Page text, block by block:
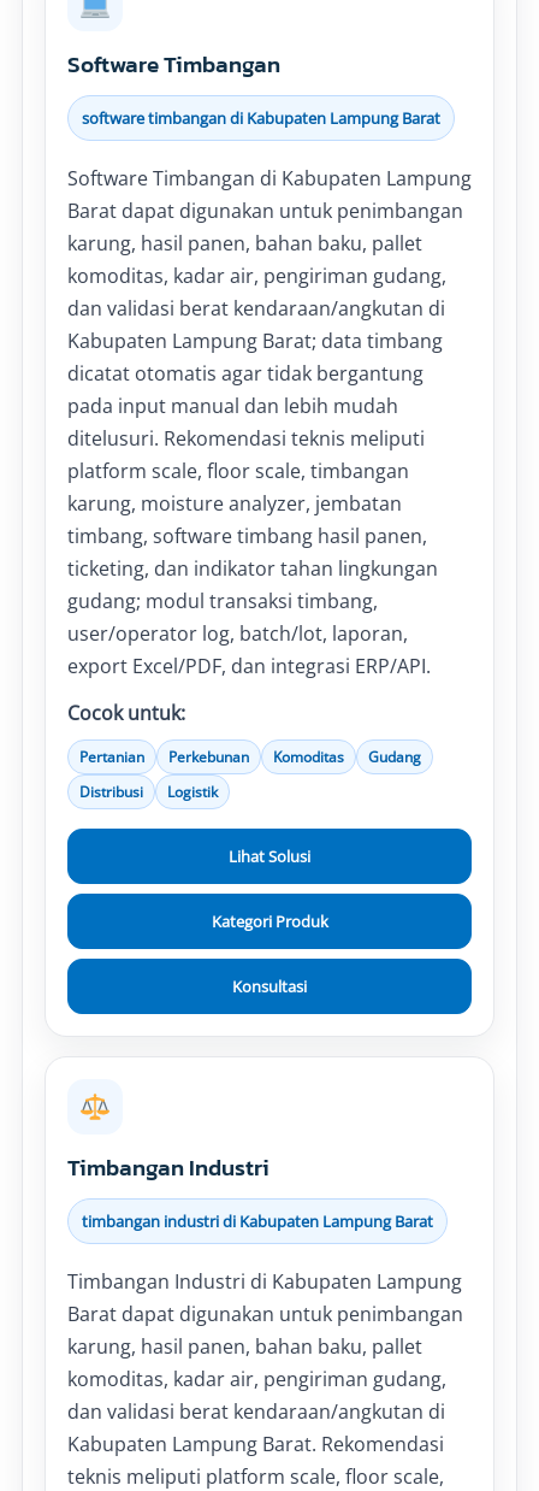
Software Timbangan
software timbangan di Kabupaten Lampung Barat
Software Timbangan di Kabupaten Lampung
Barat dapat digunakan untuk penimbangan
karung, hasil panen, bahan baku, pallet
komoditas, kadar air, pengiriman gudang,
dan validasi berat kendaraan/angkutan di
Kabupaten Lampung Barat; data timbang
dicatat otomatis agar tidak bergantung
pada input manual dan lebih mudah
ditelusuri. Rekomendasi teknis meliputi
platform scale, floor scale, timbangan
karung, moisture analyzer, jembatan
timbang, software timbang hasil panen,
ticketing, dan indikator tahan lingkungan
gudang; modul transaksi timbang,
user/operator log, batch/lot, laporan,
export Excel/PDF, dan integrasi ERP/API.
Cocok untuk:
Pertanian Perkebunan Komoditas
Gudang
Distribusi
Logistik
Lihat Solusi
Kategori Produk
Konsultasi
Timbangan Industri
timbangan industri di Kabupaten Lampung Barat
Timbangan Industri di Kabupaten Lampung
Barat dapat digunakan untuk penimbangan
karung, hasil panen, bahan baku, pallet
komoditas, kadar air, pengiriman gudang,
dan validasi berat kendaraan/angkutan di
Kabupaten Lampung Barat. Rekomendasi
teknis meliputi platform scale, floor scale,